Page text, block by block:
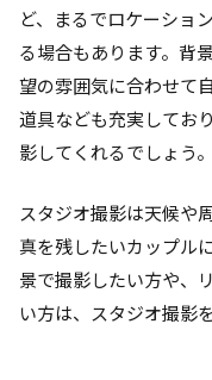
ど、まるでロケーショ
る場合もあります。背
望の雰囲気に合わせて
道具なども充実してお
影してくれるでしょう。
スタジオ撮影は天候や
真を残したいカップル
景で撮影したい方や、
い方は、スタジオ撮影